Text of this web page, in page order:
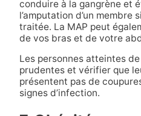
conduire à la gangrène et
l’amputation d’un membre
traitée. La MAP peut
de vos bras et de votre
Les personnes atteintes
prudentes et vérifier que
présentent pas de
signes d’infection.